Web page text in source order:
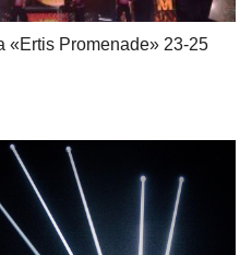
«Ertis Promenade» 23-25